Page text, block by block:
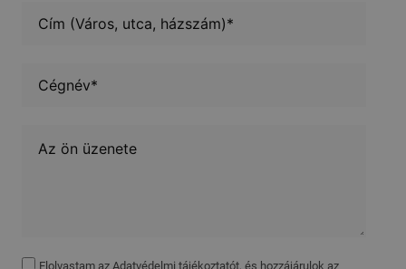
Elolvastam az Adatvédelmi tájékoztatót, és hozzájárulok az